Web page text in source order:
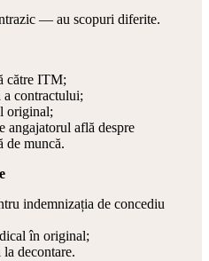
— au scopuri diferite.
către ITM;
contractului;
original;
angajatorul află despre
de muncă.
indemnizația de concediu
în original;
decontare.